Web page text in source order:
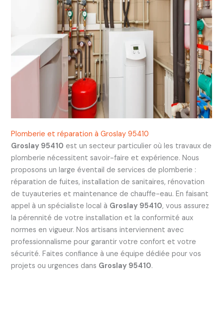
Plomberie et réparation à Groslay 95410
Groslay 95410 est un secteur particulier où les travaux de
plomberie nécessitent savoir-faire et expérience. Nous
proposons un large éventail de services de plomberie :
réparation de fuites, installation de sanitaires, rénovation
de tuyauteries et maintenance de chauffe-eau. En faisant
appel à un spécialiste local à Groslay 95410, vous assurez
la pérennité de votre installation et la conformité aux
normes en vigueur. Nos artisans interviennent avec
professionnalisme pour garantir votre confort et votre
sécurité. Faites confiance à une équipe dédiée pour vos
projets ou urgences dans Groslay 95410.